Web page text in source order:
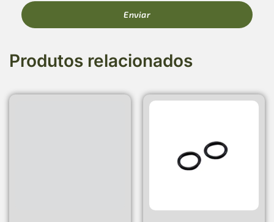
Produtos relacionados